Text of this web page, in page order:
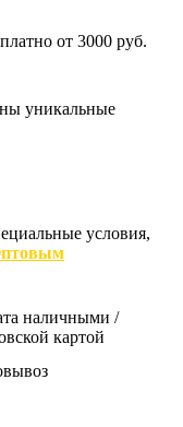
от 3000 руб.
уникальные
условия,
наличными /
картой